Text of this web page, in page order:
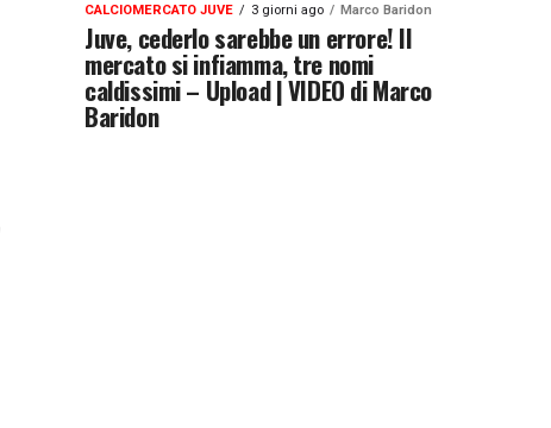
CALCIOMERCATO JUVE 3 giorni ago Marco Baridon
Juve, cederlo sarebbe un errore! Il
mercato si infiamma, tre nomi
caldissimi – Upload | VIDEO di Marco
Baridon